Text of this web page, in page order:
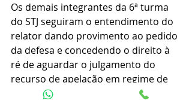
Os demais integrantes da 6ª turma
do STJ seguiram o entendimento do
relator dando provimento ao pedido
da defesa e concedendo o direito à
ré de aguardar o julgamento do
recurso de apelação em regime de
prisão domiciliar.